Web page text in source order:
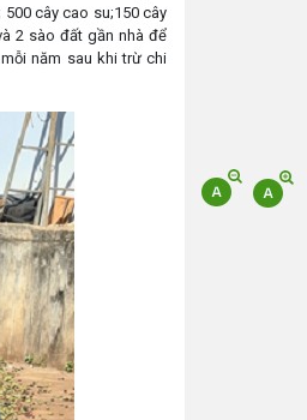
cây cao su;150 cây
2 sào đất gần nhà để
năm sau khi trừ chi